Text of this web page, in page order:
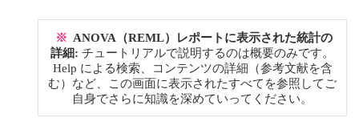
※ ANOVA（REML）レポートに表示された統計の
詳細: チュートリアルで説明するのは概要のみです。
Help による検索、コンテンツの詳細（参考文献を含
む）など、この画面に表示されたすべてを参照してご
自身でさらに知識を深めていってください。